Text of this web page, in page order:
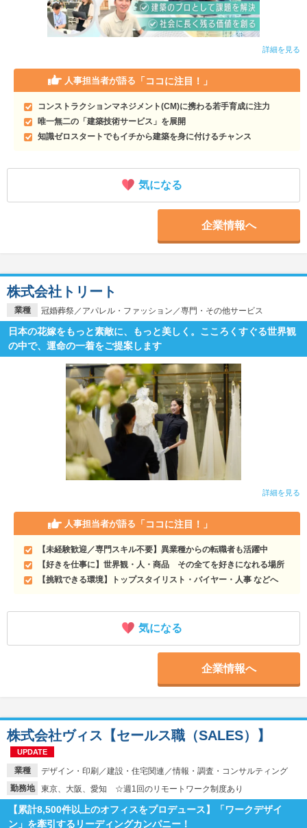
詳細を見る
人事担当者が語る 「ココに注目！」
コンストラクションマネジメント(CM)に携わる若手育成に注力
唯一無二の「建築技術サービス」を展開
知識ゼロスタートでもイチから建築を身に付けるチャンス
気になる
企業情報へ
業種 冠婚葬祭／アパレル・ファッション／専門・その他サービス
株式会社トリート
日本の花嫁をもっと素敵に、もっと美しく。こころくすぐる世界観
の中で、運命の一着をご提案します
詳細を見る
人事担当者が語る 「ココに注目！」
【未経験歓迎／専門スキル不要】異業種からの転職者も活躍中
【好きを仕事に】世界観・人・商品 その全てを好きになれる場所
【挑戦できる環境】トップスタイリスト・バイヤー・人事 などへ
気になる
企業情報へ
業種
デザイン・印刷／建設・住宅関連／情報・調査・コンサルティング
勤務地
東京、大阪、愛知 ☆週1回のリモートワーク制度あり
株式会社ヴィス【セールス職（SALES）】
UPDATE
【累計8,500件以上のオフィスをプロデュース】「ワークデザイ
ン」を牽引するリーディングカンパニー！